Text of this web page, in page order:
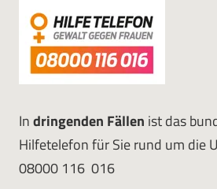
Indringenden Fällen ist das
Hilfetelefon für Sie rund um die
08000 116 016